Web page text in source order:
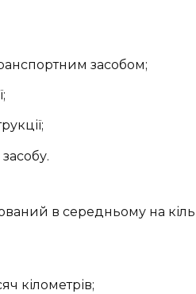
засобом;
в середньому на
кілометрів;